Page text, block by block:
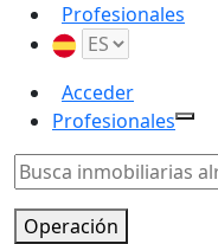
Profesionales
Acceder
Profesionales
Operación